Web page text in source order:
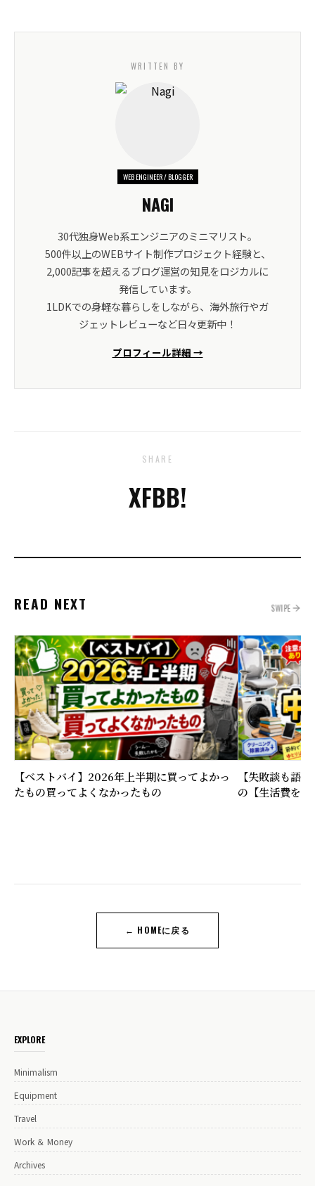
WRITTEN BY
WEB ENGINEER / BLOGGER
NAGI
30代独身Web系エンジニアのミニマリスト。
500件以上のWEBサイト制作プロジェクト経験と、
2,000記事を超えるブログ運営の知見をロジカルに
発信しています。
1LDKでの身軽な暮らしをしながら、海外旅行やガ
ジェットレビューなど日々更新中！
プロフィール詳細 →
SHARE
XFBB!
READ NEXT SWIPE
【ベストバイ】2026年上半期に買ってよかっ
たもの買ってよくなかったもの
【失敗談も語
の【生活費を下
← HOMEに戻る
EXPLORE
Minimalism
Equipment
Travel
Work ＆ Money
Archives